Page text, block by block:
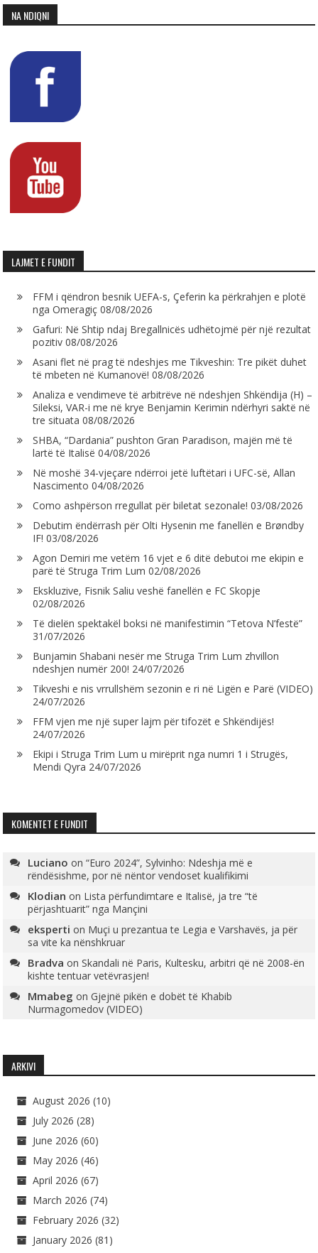
NA NDIQNI
LAJMET E FUNDIT
FFM i qëndron besnik UEFA-s, Çeferin ka përkrahjen e plotë
nga Omeragiç 08/08/2026
Gafuri: Në Shtip ndaj Bregallnicës udhëtojmë për një rezultat
pozitiv 08/08/2026
Asani flet në prag të ndeshjes me Tikveshin: Tre pikët duhet
të mbeten në Kumanovë! 08/08/2026
Analiza e vendimeve të arbitrëve në ndeshjen Shkëndija (H) –
Sileksi, VAR-i me në krye Benjamin Kerimin ndërhyri saktë në
tre situata 08/08/2026
SHBA, “Dardania” pushton Gran Paradison, majën më të
lartë të Italisë 04/08/2026
Në moshë 34-vjeçare ndërroi jetë luftëtari i UFC-së, Allan
Nascimento 04/08/2026
Como ashpërson rregullat për biletat sezonale! 03/08/2026
Debutim ëndërrash për Olti Hysenin me fanellën e Brøndby
IF! 03/08/2026
Agon Demiri me vetëm 16 vjet e 6 ditë debutoi me ekipin e
parë të Struga Trim Lum 02/08/2026
Ekskluzive, Fisnik Saliu veshë fanellën e FC Skopje
02/08/2026
Të dielën spektakël boksi në manifestimin “Tetova N’festë”
31/07/2026
Bunjamin Shabani nesër me Struga Trim Lum zhvillon
ndeshjen numër 200! 24/07/2026
Tikveshi e nis vrrullshëm sezonin e ri në Ligën e Parë (VIDEO)
24/07/2026
FFM vjen me një super lajm për tifozët e Shkëndijës!
24/07/2026
Ekipi i Struga Trim Lum u mirëprit nga numri 1 i Strugës,
Mendi Qyra 24/07/2026
KOMENTET E FUNDIT
Luciano on“Euro 2024”, Sylvinho: Ndeshja më e
rëndësishme, por në nëntor vendoset kualifikimi
Klodian on Lista përfundimtare e Italisë, ja tre “të
përjashtuarit” nga Mançini
eksperti on Muçi u prezantua te Legia e Varshavës, ja për
sa vite ka nënshkruar
Bradva onSkandali në Paris, Kultesku, arbitri që në 2008-ën
kishte tentuar vetëvrasjen!
Mmabeg onGjejnë pikën e dobët të Khabib
Nurmagomedov (VIDEO)
ARKIVI
August 2026 (10)
July 2026 (28)
June 2026 (60)
May 2026 (46)
April 2026 (67)
March 2026 (74)
February 2026 (32)
January 2026 (81)